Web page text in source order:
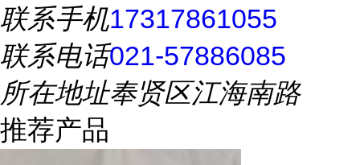
联系手机17317861055
联系电话021-57886085
所在地址奉贤区江海南路
推荐产品